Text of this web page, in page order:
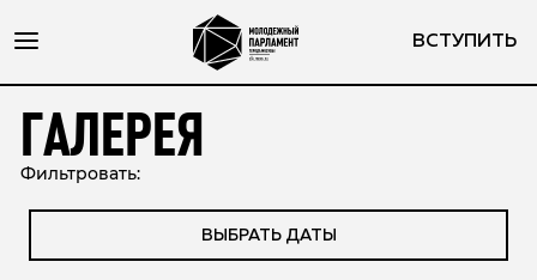
ВСТУПИТЬ
ГАЛЕРЕЯ
Фильтровать:
ВЫБРАТЬ ДАТЫ